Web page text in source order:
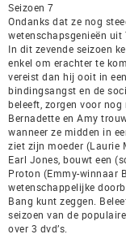
Seizoen 7
Ondanks dat ze nog
wetenschapsgenieën
In dit zevende seizoen
enkel om erachter te
vereist dan hij ooit in
bindingsangst en de
beleeft, zorgen voor
Bernadette en Amy
wanneer ze midden in
ziet zijn moeder (Laurie
Earl Jones, bouwt een
Proton (Emmy-winnaar
wetenschappelijke
Bang kunt zeggen.
seizoen van de
over 3 dvd’s.